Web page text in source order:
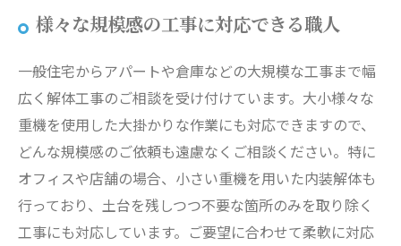
様々な規模感の工事に対応できる職人
一般住宅からアパートや倉庫などの大規模な工事まで幅
広く解体工事のご相談を受け付けています。大小様々な
重機を使用した大掛かりな作業にも対応できますので、
どんな規模感のご依頼も遠慮なくご相談ください。特に
オフィスや店舗の場合、小さい重機を用いた内装解体も
行っており、土台を残しつつ不要な箇所のみを取り除く
工事にも対応しています。ご要望に合わせて柔軟に対応